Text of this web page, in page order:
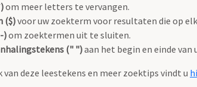
om meer letters te vervangen.
($)voor uw zoekterm voor resultaten die op
)om zoektermen uit te sluiten.
(" ")aan het begin en einde
deze leestekens en meer zoektips vindt u